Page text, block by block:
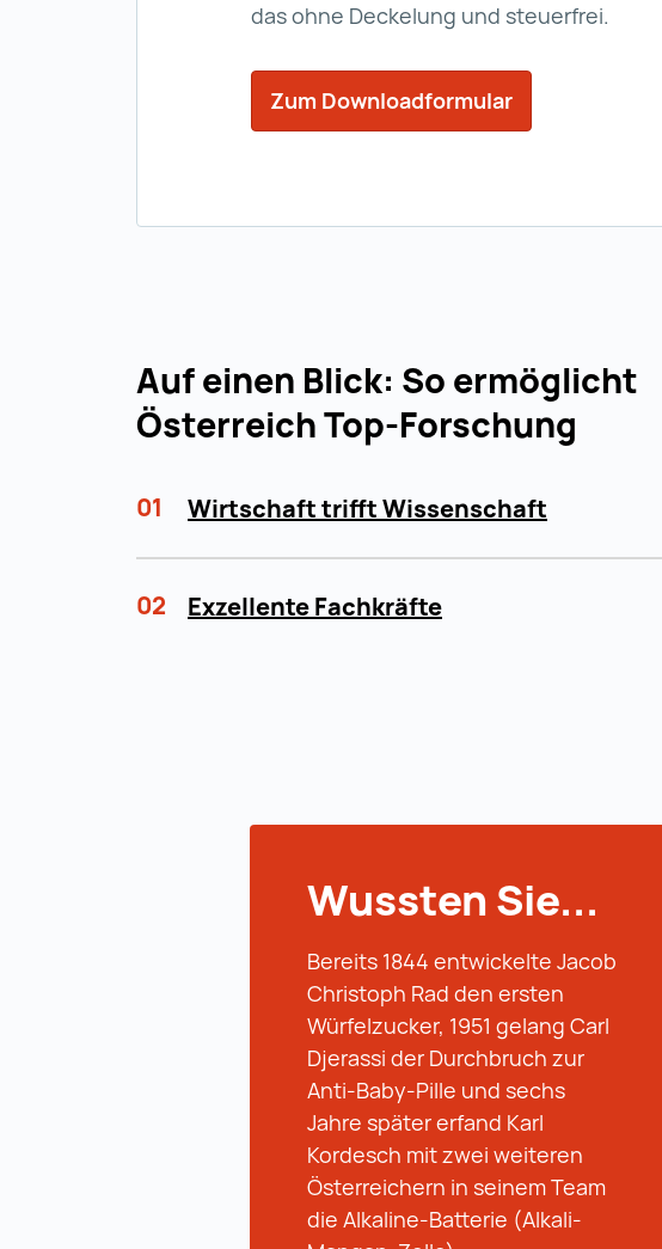
das ohne Deckelung und steuerfrei.
Zum Downloadformular
Auf einen Blick: So ermöglicht
Österreich Top-Forschung
01 Wirtschaft trifft Wissenschaft
02 Exzellente Fachkräfte
Wussten Sie...
Bereits 1844 entwickelte Jacob
Christoph Rad den ersten
Würfelzucker, 1951 gelang Carl
Djerassi der Durchbruch zur
Anti-Baby-Pille und sechs
Jahre später erfand Karl
Kordesch mit zwei weiteren
Österreichern in seinem Team
die Alkaline-Batterie (Alkali-